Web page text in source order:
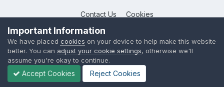
Contact Us Cookies
Overclockers GE
Powered by Invision Community
Important Information
We have placed cookies on your device to help make this website
better. You can adjust your cookie settings, otherwise we'll
assume you're okay to continue.
Accept Cookies Reject Cookies